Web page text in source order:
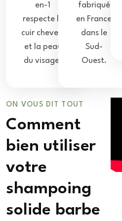
en-1
respecte le
cuir chevelu
et la peau
du visage.
fabriqué
en France
dans le
Sud-
Ouest.
ON VOUS DIT TOUT
Comment
bien utiliser
votre
shampoing
solide barbe